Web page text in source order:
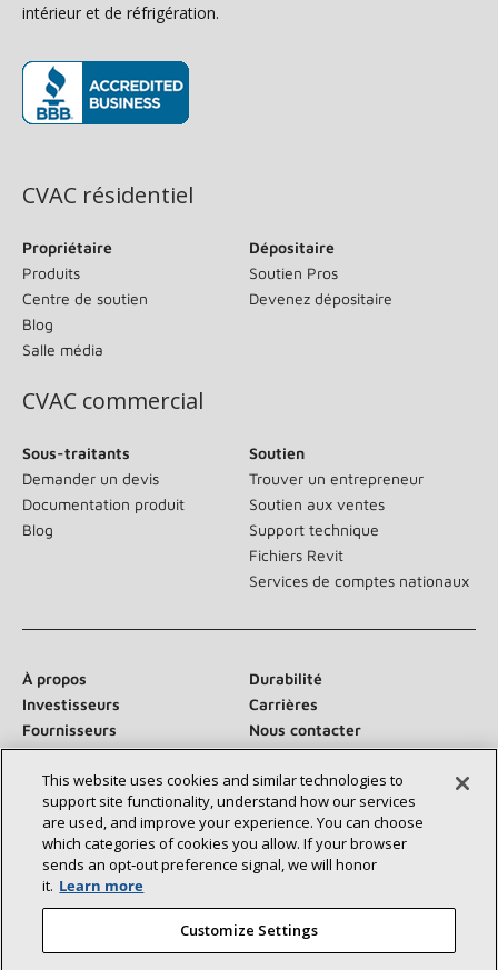
intérieur et de réfrigération.
CVAC résidentiel
Propriétaire
Produits
Centre de soutien
Blog
Salle média
Dépositaire
Soutien Pros
Devenez dépositaire
CVAC commercial
Sous-traitants
Demander un devis
Documentation produit
Blog
Soutien
Trouver un entrepreneur
Soutien aux ventes
Support technique
Fichiers Revit
Services de comptes nationaux
À propos
Durabilité
Investisseurs
Carrières
Fournisseurs
Nous contacter
Salle de presse
Communiquez avec nous :
This website uses cookies and similar technologies to
support site functionality, understand how our services
are used, and improve your experience. You can choose
which categories of cookies you allow. If your browser
sends an opt‑out preference signal, we will honor
it. Learn more
Customize Settings